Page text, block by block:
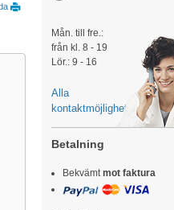
Mån. till fre.:
från kl. 8 - 19
Lör.: 9 - 16
Alla
kontaktmöjligheter
Betalning
Bekvämtmot faktura